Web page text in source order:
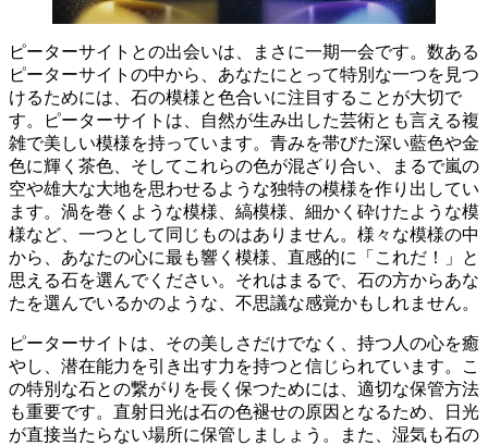
ピーターサイトとの出会いは、まさに一期一会です。数ある
ピーターサイトの中から、あなたにとって特別な一つを見つ
けるためには、 石の模様と色合いに注目 することが大切で
す。ピーターサイトは、自然が生み出した芸術とも言える複
雑で美しい模様を持っています。青みを帯びた深い藍色や金
色に輝く茶色、そしてこれらの色が混ざり合い、まるで嵐の
空や雄大な大地を思わせるような独特の模様を作り出してい
ます。渦を巻くような模様、縞模様、細かく砕けたような模
様など、一つとして同じものはありません。様々な模様の中
から、 あなたの心に最も響く模様
直感的に「これだ！」と
思える石を選んでください。それはまるで、石の方からあな
たを選んでいるかのような、不思議な感覚かもしれません。
ピーターサイトは、その美しさだけでなく、持つ人の心を癒
やし、潜在能力を引き出す力を持つと信じられています。こ
の特別な石との繋がりを長く保つためには、適切な保管方法
も重要です。 直射日光は石の色褪せの原因 となるため、日光
が直接当たらない場所に保管しましょう。また、 湿気も石の